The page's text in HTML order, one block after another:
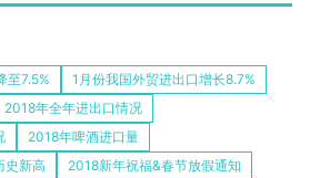
至7.5%
1月份我国外贸进出口增长8.7%
2018年全年进出口情况
2018年啤酒进口量
史新高
2018新年祝福&春节放假通知